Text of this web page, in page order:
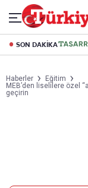
SON DAKİKA
Haberler
Eğitim
MEB’den liselilere özel
geçirin